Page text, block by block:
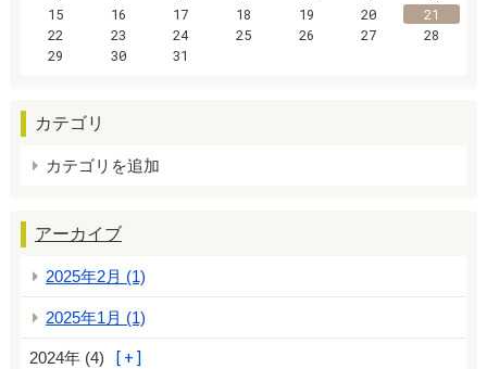
15
16 17 18 19 20
21
22
23 24 25 26 27
28
29
30 31
カテゴリ
カテゴリを追加
アーカイブ
2025年2月 (1)
2025年1月 (1)
2024年 (4)